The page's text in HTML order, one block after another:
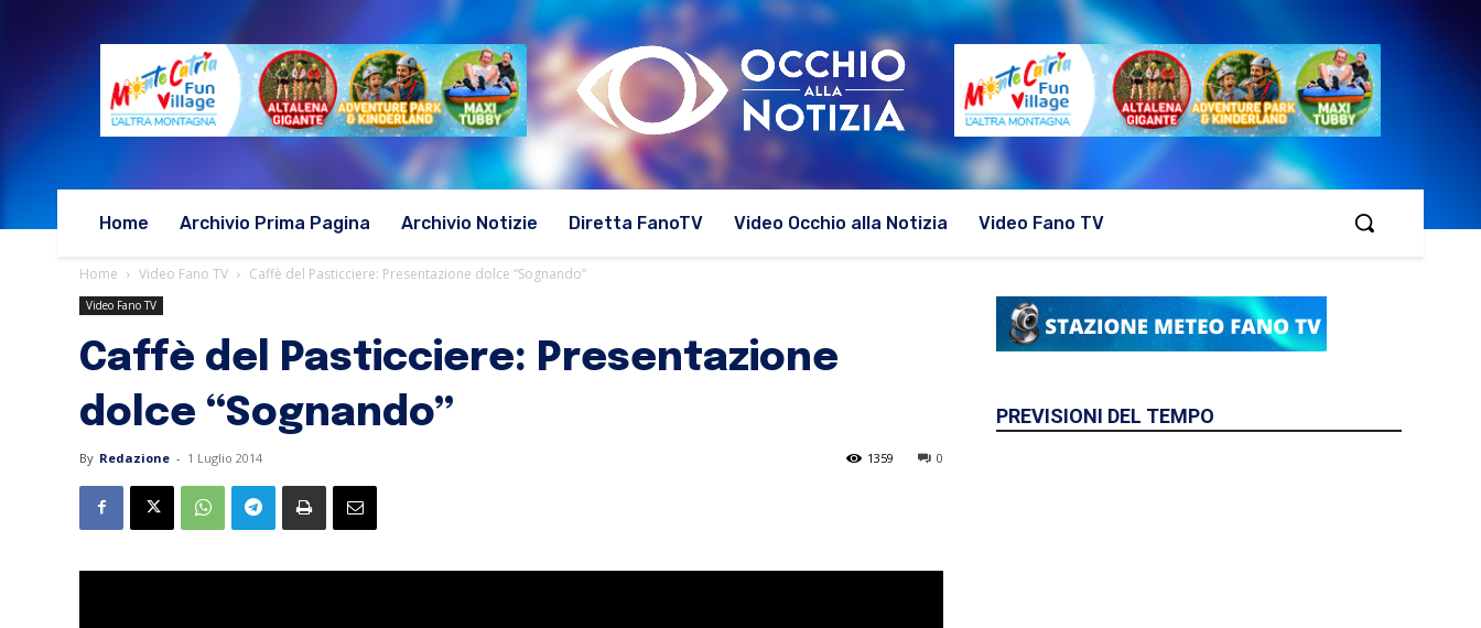
Home Archivio Prima Pagina Archivio Notizie Diretta FanoTV Video Occhio alla Notizia Video Fano TV
Home Video Fano TV Caffè del Pasticciere: Presentazione dolce “Sognando”
Video Fano TV
Caffè del Pasticciere: Presentazione
dolce “Sognando”
By Redazione - 1 Luglio 2014 0
1359
PREVISIONI DEL TEMPO